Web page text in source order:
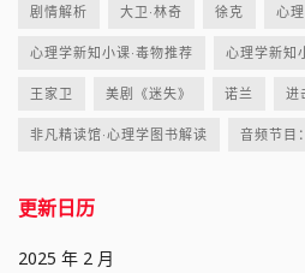
剧情解析 大卫·林奇 徐克 心
心理学新知小课·毒物推荐 心理学新知
王家卫 美剧《迷失》 诺兰 进
非凡精读馆·心理学图书解读 音频节目
更新日历
2025 年 2 月